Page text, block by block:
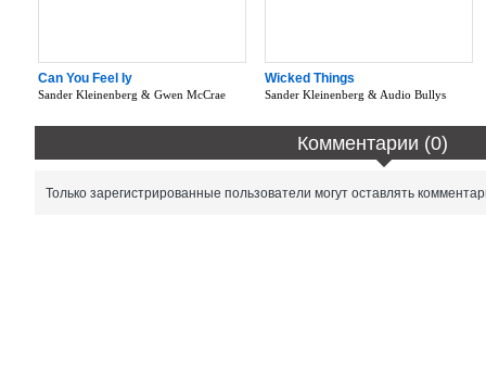
Can You Feel Iy
Sander Kleinenberg & Gwen McCrae
Wicked Things
Sander Kleinenberg & Audio Bullys
Комментарии (0)
Только зарегистрированные пользователи могут оставлять